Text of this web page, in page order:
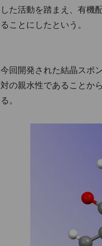
した活動を踏まえ、有機
ることにしたという。
今回開発された結晶スポ
対の親水性であることか
る。